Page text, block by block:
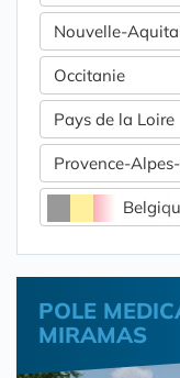
Nouvelle-
Occitanie
Pays de la Loire
Provence-
POLE
MIRAMAS